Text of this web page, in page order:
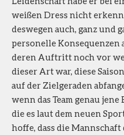
weißen Dress nicht
deswegen auch, ganz und
personelle Konsequenzen
deren Auftritt noch vor
dieser Art war, diese
auf der Zielgeraden
wenn das Team genau jene
die es laut dem neuen
hoffe, dass die Mannschaft